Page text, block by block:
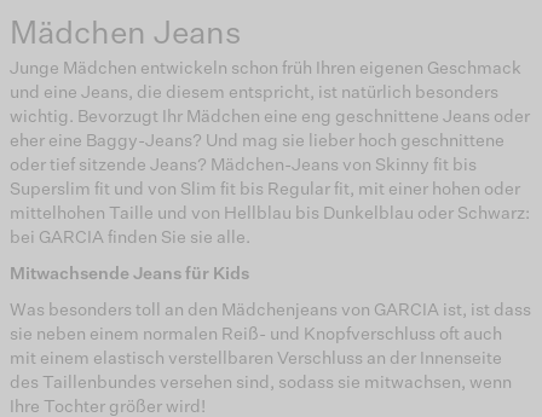
Mädchen Jeans
Junge Mädchen entwickeln schon früh Ihren eigenen Geschmack
und eine Jeans, die diesem entspricht, ist natürlich besonders
wichtig. Bevorzugt Ihr Mädchen eine eng geschnittene Jeans oder
eher eine Baggy-Jeans? Und mag sie lieber hoch geschnittene
oder tief sitzende Jeans? Mädchen-Jeans von Skinny fit bis
Superslim fit und von Slim fit bis Regular fit, mit einer hohen oder
mittelhohen Taille und von Hellblau bis Dunkelblau oder Schwarz:
bei GARCIA finden Sie sie alle.
Mitwachsende Jeans für Kids
Was besonders toll an den Mädchenjeans von GARCIA ist, ist dass
sie neben einem normalen Reiß- und Knopfverschluss oft auch
mit einem elastisch verstellbaren Verschluss an der Innenseite
des Taillenbundes versehen sind, sodass sie mitwachsen, wenn
Ihre Tochter größer wird!